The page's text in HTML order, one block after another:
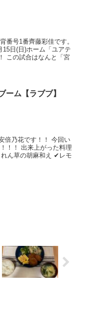
番号1番齊藤彩佳です。
日(日)ホーム「ユアテ
この試合はなんと「宮
ーム【ラブブ】
倍乃花です！！ 今回い
！！ 出来上がった料理
ん草の胡麻和え ✔︎レモ